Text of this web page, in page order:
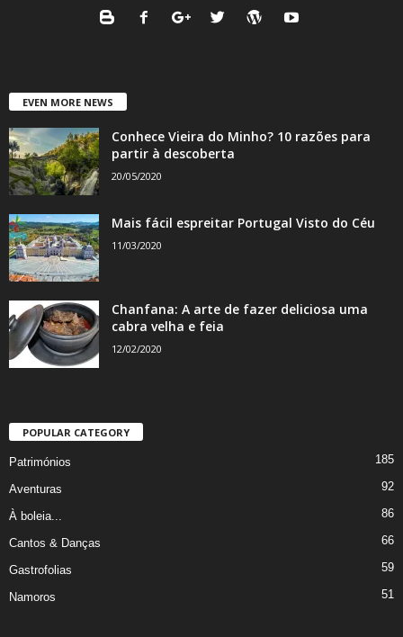
EVEN MORE NEWS
Conhece Vieira do Minho? 10 razões para
partir à descoberta
20/05/2020
Mais fácil espreitar Portugal Visto do Céu
11/03/2020
Chanfana: A arte de fazer deliciosa uma
cabra velha e feia
12/02/2020
POPULAR CATEGORY
Patrimónios 185
Aventuras 92
À boleia... 86
Cantos & Danças 66
Gastrofolias 59
Namoros 51